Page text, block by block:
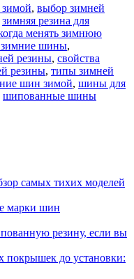
зимой, выбор зимней
зимняя резина для
менять зимнюю
шины,
резины, свойства
резины, типы зимней
шин зимой, шины для
шипованные шины
самых тихих моделей
марки шин
резину, если вы
покрышек до установки: